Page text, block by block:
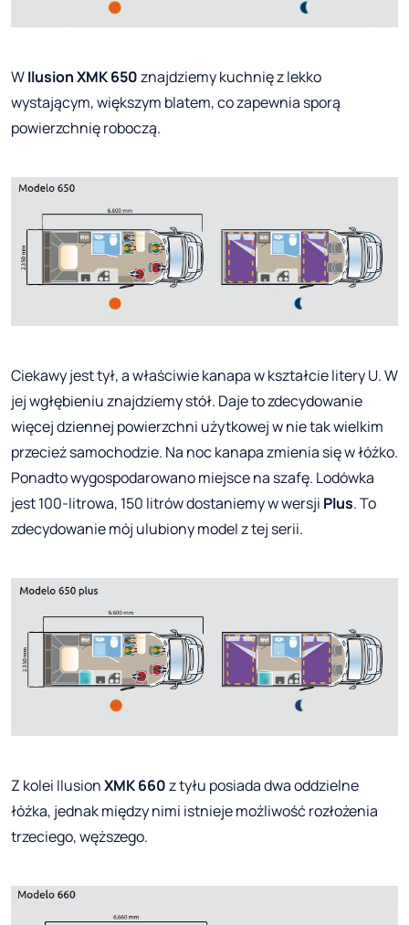
WIlusion XMK 650znajdziemy kuchnię z lekko
wystającym, większym blatem, co zapewnia sporą
powierzchnię roboczą.
Ciekawy jest tył, a właściwie kanapa w kształcie litery U. W
jej wgłębieniu znajdziemy stół. Daje to zdecydowanie
więcej dziennej powierzchni użytkowej w nie tak wielkim
przecież samochodzie. Na noc kanapa zmienia się w łóżko.
Ponadto wygospodarowano miejsce na szafę. Lodówka
jest 100-litrowa, 150 litrów dostaniemy w wersji Plus. To
zdecydowanie mój ulubiony model z tej serii.
Z kolei IlusionXMK 660z tyłu posiada dwa oddzielne
łóżka, jednak między nimi istnieje możliwość rozłożenia
trzeciego, węższego.